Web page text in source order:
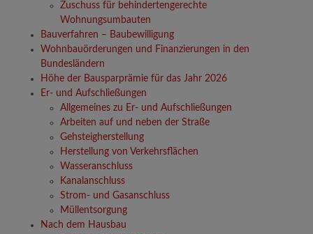
Zuschuss für behindertengerechte
Wohnungsumbauten
Bauverfahren – Baubewilligung
Wohnbauörderungen und Finanzierungen in den
Bundesländern
Höhe der Bausparprämie für das Jahr 2026
Er- und Aufschließungen
Allgemeines zu Er- und Aufschließungen
Arbeiten auf und neben der Straße
Gehsteigherstellung
Herstellung von Verkehrsflächen
Wasseranschluss
Kanalanschluss
Strom- und Gasanschluss
Müllentsorgung
Nach dem Hausbau